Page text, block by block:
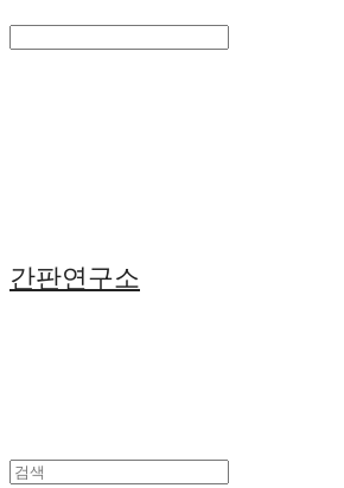
간판연구소